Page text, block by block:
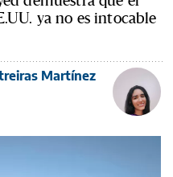
ya no es intocable
Martínez